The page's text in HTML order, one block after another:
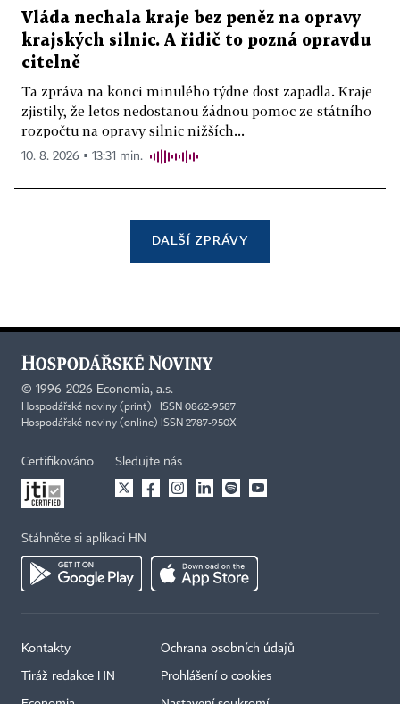
Vláda nechala kraje bez peněz na opravy
krajských silnic. A řidič to pozná opravdu
citelně
Ta zpráva na konci minulého týdne dost zapadla. Kraje
zjistily, že letos nedostanou žádnou pomoc ze státního
rozpočtu na opravy silnic nižších...
10. 8. 2026 ▪ 13:31 min.
DALŠÍ ZPRÁVY
© 1996-2026 Economia, a.s.
Hospodářské noviny (print) ISSN 0862-9587
Hospodářské noviny (online) ISSN 2787-950X
Certifikováno Sledujte nás
Stáhněte si aplikaci HN
Kontakty
Tiráž redakce HN
Ochrana osobních údajů
Prohlášení o cookies